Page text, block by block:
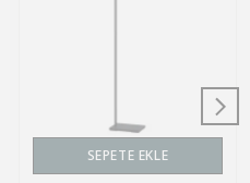
SEPETE EKLE